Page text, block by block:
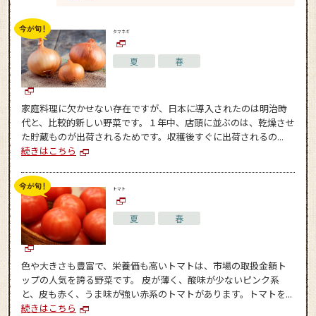
タマネギ
夏 春
家庭料理に欠かせない存在ですが、日本に導入されたのは明治時
代と、比較的新しい野菜です。１年中、店頭に並ぶのは、乾燥させ
た貯蔵ものが出荷されるためです。収穫後すぐに出荷されるの...
続きはこちら
トマト
夏 春
色や大きさも豊富で、栄養価も高いトマトは、市場の取扱金額ト
ップの人気を誇る野菜です。 皮が薄く、酸味が少ないピンク系
と、皮も赤く、うま味が強い赤系のトマトがあります。トマトを...
続きはこちら